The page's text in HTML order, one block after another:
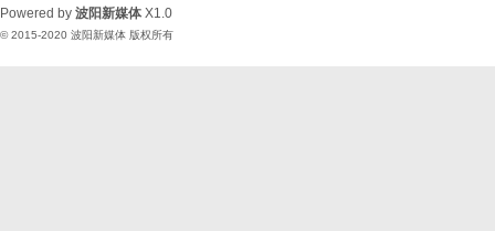
Powered by 波阳新媒体 X1.0
© 2015-2020 波阳新媒体 版权所有